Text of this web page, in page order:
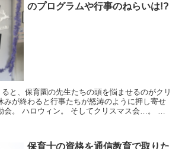
のプログラムや行事のねらいは!?
と、保育園の先生たちの頭を悩ませるのがクリ
保育士の資格を通信教育で取りた